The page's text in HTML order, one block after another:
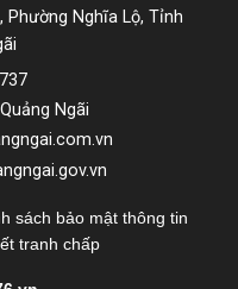
Nghĩa Lộ, Tỉnh
Ngãi
sách bảo mật thông tin
tranh chấp